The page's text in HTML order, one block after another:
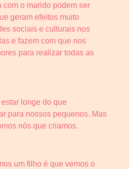
com o marido podem ser
geram efeitos muito
sociais e culturais nos
e fazem com que nos
para realizar todas as
longe do que
para nossos pequenos. Mas
nós que criamos.
um filho é que vemos o